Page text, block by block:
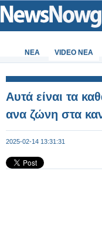
ΝΕΑ VIDEO NEA
Αυτά είναι τα
ανα ζώνη στα
2025-02-14 13:31:31